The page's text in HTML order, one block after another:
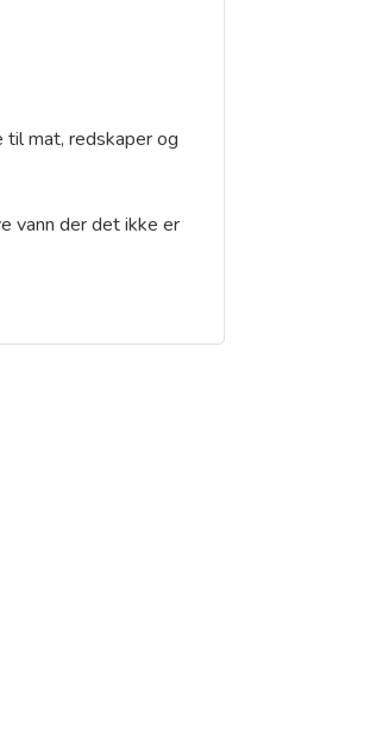
mat, redskaper og
vann der det ikke er